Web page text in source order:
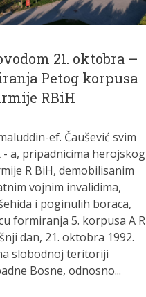
21. oktobra –
Petog korpusa
RBiH
ef. Čaušević svim
- a, pripadnicima herojskog
R BiH, demobilisanim
vojnim invalidima,
i poginulih boraca,
formiranja 5. korpusa A R
dan, 21. oktobra 1992.
slobodnoj teritoriji
Bosne, odnosno...